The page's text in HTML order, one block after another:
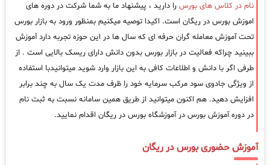
نام در کلاس های بورس را دارید ، پیشنهاد ما به شما شرکت در دوره های
اموزش بورس در ریگان است. اکیدا توصیه میکنیم بمنظور ورود به بازار بورس
تحت آموزش معامله گران حرفه ای که سال ها در این حوزه تجربه دارد آموزش
ببینید چراکه فعالیت در بازار بورس بدون دانش دارای ریسک بالایی است . از
طرفی اگر با دانش و اطلاعات کافی به این بازار وارد شوید میتوانیدبا استفاده
از ویژگی جادوی سود مرکب سرمایه خود را ظرف مدت یک سال به چند برابر
افزایش دهید. هم اکنون میتوانید از طریق همین سامانه نسبت به ثبت نام
در دوره آموزش بورس در آموزشگاه بورس در ریگان اقدام نمایید.
آموزش حضوری بورس در ریگان